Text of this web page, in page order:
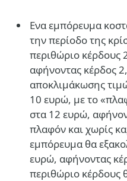
Ενα εμπόρευμα
την περίοδο της
περιθώριο
αφήνοντας κέρδος
αποκλιμάκωσης
10 ευρώ, με το
στα 12 ευρώ,
πλαφόν και χωρίς
εμπόρευμα θα
ευρώ, αφήνοντας
περιθώριο κέρδους